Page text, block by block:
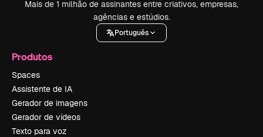
Mais de 1 milhão de assinantes entre criativos, empresas,
agências e estúdios.
Português
Produtos
Spaces
Assistente de IA
Gerador de imagens
Gerador de vídeos
Texto para voz